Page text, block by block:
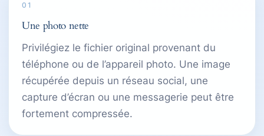
01
Une photo nette
Privilégiez le fichier original provenant du
téléphone ou de l’appareil photo. Une image
récupérée depuis un réseau social, une
capture d’écran ou une messagerie peut être
fortement compressée.